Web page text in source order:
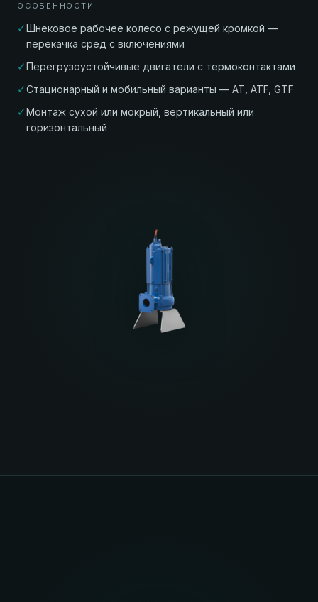
ОСОБЕННОСТИ
✓Шнековое рабочее колесо с режущей кромкой —
перекачка сред с включениями
✓Перегрузоустойчивые двигатели с термоконтактами
✓Стационарный и мобильный варианты — AT, ATF, GTF
✓Монтаж сухой или мокрый, вертикальный или
горизонтальный